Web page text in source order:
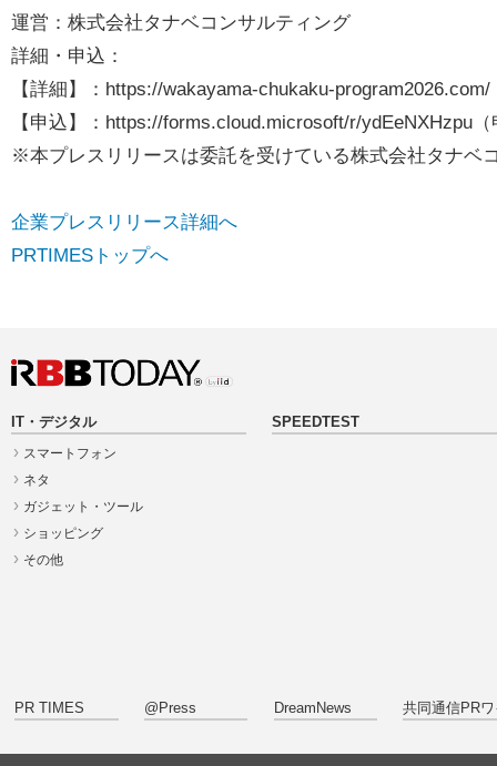
運営：株式会社タナベコンサルティング
詳細・申込：
【詳細】：https://wakayama-chukaku-
【申込】：https://forms.cloud.microsoft/r/ydEeNXHzpu
※本プレスリリースは委託を受けている株式会社タナベ
企業プレスリリース詳細へ
PRTIMESトップへ
IT・デジタル
スマートフォン
ネタ
ガジェット・ツール
ショッピング
その他
SPEEDTEST
PR TIMES @Press DreamNews 共同通信PR